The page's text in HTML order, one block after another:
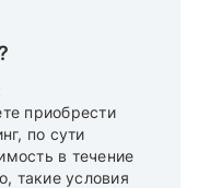
приобрести
по сути
в течение
такие условия